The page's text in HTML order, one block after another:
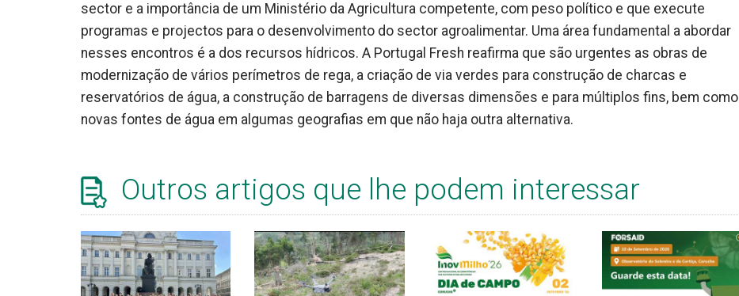
sector e a importância de um Ministério da Agricultura competente, com peso político e que execute
programas e projectos para o desenvolvimento do sector agroalimentar. Uma área fundamental a abordar
nesses encontros é a dos recursos hídricos. A Portugal Fresh reafirma que são urgentes as obras de
modernização de vários perímetros de rega, a criação de via verdes para construção de charcas e
reservatórios de água, a construção de barragens de diversas dimensões e para múltiplos fins, bem como
novas fontes de água em algumas geografias em que não haja outra alternativa.
Outros artigos que lhe podem interessar